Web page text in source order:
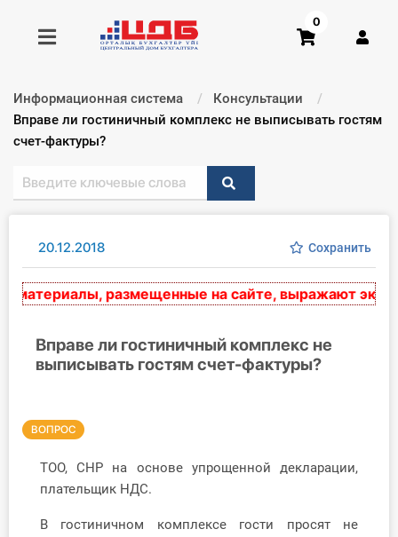
Получить консультацию
Главная ИС
Консультации
Правовая база
Инструменты
Вебинары
0
Информационная система
Консультации
Текущий:
Вправе ли гостиничный комплекс не выписывать гостям
счет-фактуры?
20.12.2018 Сохранить
размещенные на сайте, выражают
Вправе ли гостиничный комплекс не
выписывать гостям счет-фактуры?
ВОПРОС
ТОО, СНР на основе упрощенной декларации,
плательщик НДС.
В гостиничном комплексе гости просят не